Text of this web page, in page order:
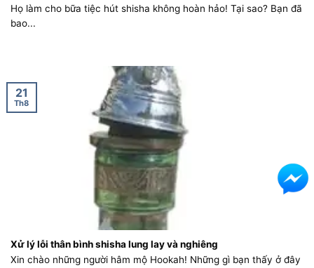
Họ làm cho bữa tiệc hút shisha không hoàn hảo! Tại sao? Bạn đã
bao...
Xử lý lỗi thân bình shisha lung lay và nghiêng
Xin chào những người hâm mộ Hookah! Những gì bạn thấy ở đây
21
Th8